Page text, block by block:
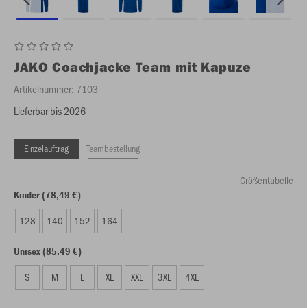
JAKO Coachjacke Team mit Kapuze
Artikelnummer: 7103
Lieferbar bis 2026
Einzelauftrag Teambestellung
Größentabelle
Kinder (78,49 €)
128 140 152 164
Unisex (85,49 €)
S M L XL XXL 3XL 4XL